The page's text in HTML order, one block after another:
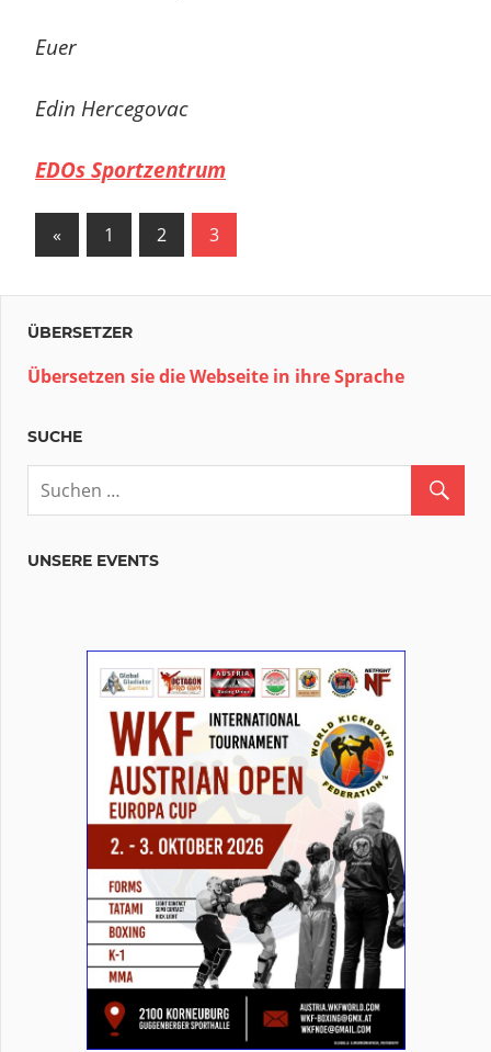
Euer
Edin Hercegovac
EDOs Sportzentrum
Seitennummerierung
Beiträge
« Vorherige
Beiträge
1 2 3
ÜBERSETZER
Übersetzen sie die Webseite in ihre Sprache
SUCHE
UNSERE EVENTS